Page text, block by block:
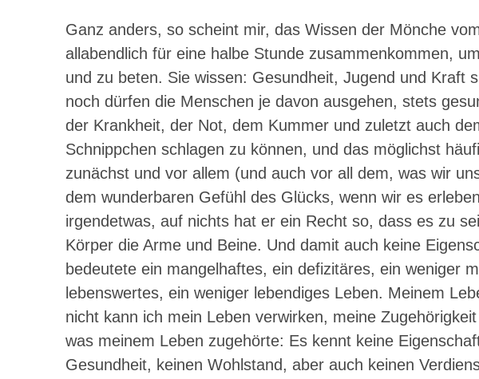
Ganz anders, so scheint mir, das Wissen der Mönche
allabendlich für eine halbe Stunde zusammenkommen,
und zu beten. Sie wissen: Gesundheit, Jugend und Kraft
noch dürfen die Menschen je davon ausgehen, stets
der Krankheit, der Not, dem Kummer und zuletzt auch
Schnippchen schlagen zu können, und das möglichst
zunächst und vor allem (und auch vor all dem, was wir
dem wunderbaren Gefühl des Glücks, wenn wir es
irgendetwas, auf nichts hat er ein Recht so, dass es zu
Körper die Arme und Beine. Und damit auch keine
bedeutete ein mangelhaftes, ein defizitäres, ein weniger
lebenswertes, ein weniger lebendiges Leben. Meinem
nicht kann ich mein Leben verwirken, meine
was meinem Leben zugehörte: Es kennt keine
Gesundheit, keinen Wohlstand, aber auch keinen